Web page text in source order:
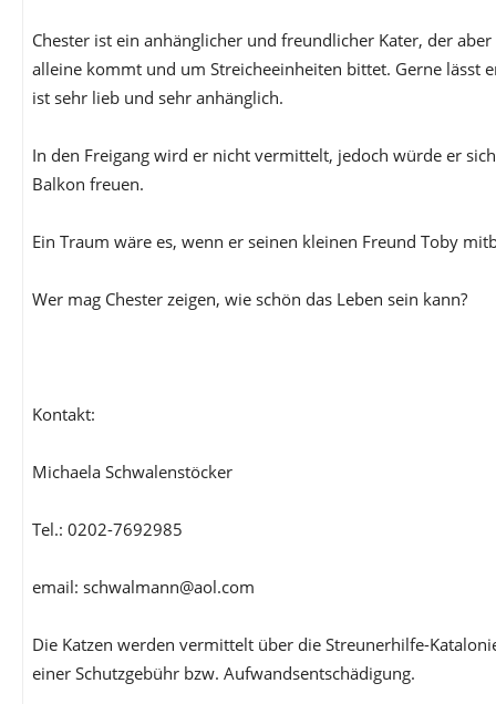
Chester ist ein anhänglicher und freundlicher Kater, der
alleine kommt und um Streicheeinheiten bittet. Gerne lässt
ist sehr lieb und sehr anhänglich.
In den Freigang wird er nicht vermittelt, jedoch würde er
Balkon freuen.
Ein Traum wäre es, wenn er seinen kleinen Freund Toby
Wer mag Chester zeigen, wie schön das Leben sein kann?
Kontakt:
Michaela Schwalenstöcker
Tel.: 0202-7692985
email: schwalmann@aol.com
Die Katzen werden vermittelt über die Streunerhilfe-
einer Schutzgebühr bzw. Aufwandsentschädigung.